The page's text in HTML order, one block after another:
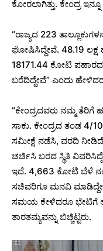
ಕೋರಲಾಗಿತ್ತು. ಕೇಂದ್ರ
“ರಾಜ್ಯದ 223
ಘೋಷಿಸಿದ್ದೇವೆ. 48.19 ಲಕ್ಷ
18171.44 ಕೋಟಿ ಪಹಾರದ
ಬರೆದಿದ್ದೇವೆ” ಎಂದು
“ಕೇಂದ್ರದವರು ನಮ್ಮ ತೆರಿಗೆ
ಸಾಕು. ಕೇಂದ್ರದ ತಂಡ 4/
ಸಮೀಕ್ಷೆ ನಡೆಸಿ, ವರದಿ
ಚರ್ಚಿಸಿ ಬರದ ಸ್ಥಿತಿ
ಇದೆ. 4,663 ಕೋಟಿ ಬೆಳೆ ನಷ್ಟ
ಸಚಿವರಿಗೂ ಮನವಿ
ಸಮಯ ಕೇಳಿದರೂ ಭೇಟಿಗೆ
ತಾರತಮ್ಯವನ್ನು ಬಿಚ್ಚಿಟ್ಟರು.